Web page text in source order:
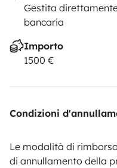
Gestita
bancaria
Importo
1500 €
Condizioni
Le modalità di
di annullamento della